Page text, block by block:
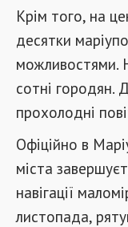
Крім того, на
десятки
можливостями.
сотні городян.
прохолодні
Офіційно в
міста за
навігації
листопада,